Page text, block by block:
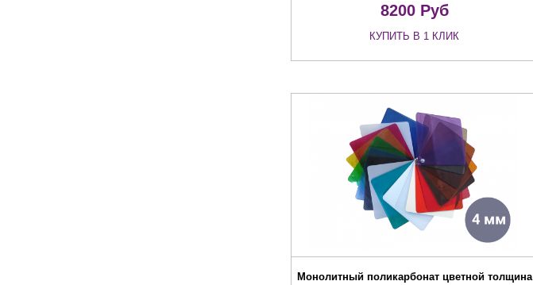
8200Руб
КУПИТЬ В 1 КЛИК
Монолитный поликарбонат цветной толщина